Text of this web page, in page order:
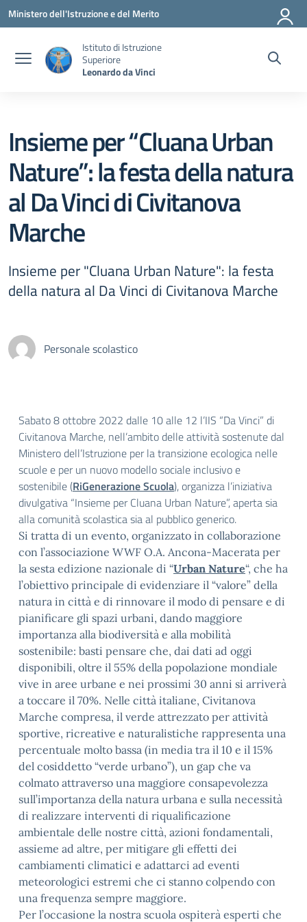
Vai ai contenuti
Vai al menu di navigazione
Vai al footer
Ministero dell'Istruzione e del Merito
Istituto di Istruzione
Superiore
Leonardo da Vinci
Insieme per “Cluana Urban
Nature”: la festa della natura
al Da Vinci di Civitanova
Marche
Insieme per "Cluana Urban Nature": la festa
della natura al Da Vinci di Civitanova Marche
Personale scolastico
Sabato 8 ottobre 2022 dalle 10 alle 12 l’IIS “Da Vinci” di
Civitanova Marche, nell’ambito delle attività sostenute dal
Ministero dell’Istruzione per la transizione ecologica nelle
scuole e per un nuovo modello sociale inclusivo e
sostenibile (RiGenerazione Scuola), organizza l’iniziativa
divulgativa “Insieme per Cluana Urban Nature”, aperta sia
alla comunità scolastica sia al pubblico generico.
Si tratta di un evento, organizzato in collaborazione
con l’associazione WWF O.A. Ancona-Macerata per
la sesta edizione nazionale di “Urban Nature“, che ha
l’obiettivo principale di evidenziare il “valore” della
natura in città e di rinnovare il modo di pensare e di
pianificare gli spazi urbani, dando maggiore
importanza alla biodiversità e alla mobilità
sostenibile: basti pensare che, dai dati ad oggi
disponibili, oltre il 55% della popolazione mondiale
vive in aree urbane e nei prossimi 30 anni si arriverà
a toccare il 70%. Nelle città italiane, Civitanova
Marche compresa, il verde attrezzato per attività
sportive, ricreative e naturalistiche rappresenta una
percentuale molto bassa (in media tra il 10 e il 15%
del cosiddetto “verde urbano”), un gap che va
colmato attraverso una maggiore consapevolezza
sull’importanza della natura urbana e sulla necessità
di realizzare interventi di riqualificazione
ambientale delle nostre città, azioni fondamentali,
assieme ad altre, per mitigare gli effetti dei
cambiamenti climatici e adattarci ad eventi
meteorologici estremi che ci stanno colpendo con
una frequenza sempre maggiore.
Per l’occasione la nostra scuola ospiterà esperti che